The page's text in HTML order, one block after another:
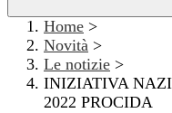
Home >
Novità >
Le notizie >
INIZIATIVA
2022 PROCIDA